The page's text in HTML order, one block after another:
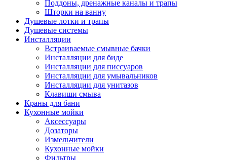
Поддоны, дренажные каналы и трапы
Шторки на ванну
Душевые лотки и трапы
Душевые системы
Инсталляции
Встраиваемые смывные бачки
Инсталляции для биде
Инсталляции для писсуаров
Инсталляции для умывальников
Инсталляции для унитазов
Клавиши смыва
Краны для бани
Кухонные мойки
Аксессуары
Дозаторы
Измельчители
Кухонные мойки
Фильтры